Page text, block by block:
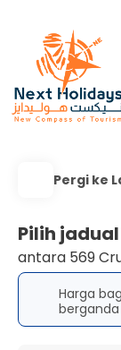
Pergi ke
Pilih
antara 569
Harga
berganda